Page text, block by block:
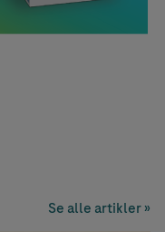
Se alle artikler »